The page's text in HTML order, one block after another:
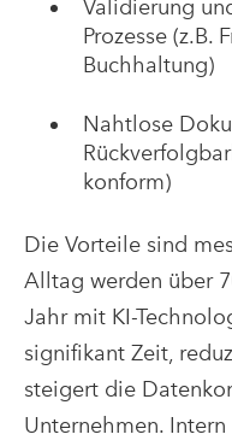
Validierung
Prozesse (z.B.
Buchhaltung)
Nahtlose
konform)
Die Vorteile sind
Alltag werden über
Jahr mit KI-
signifikant Zeit,
steigert die
Unternehmen.